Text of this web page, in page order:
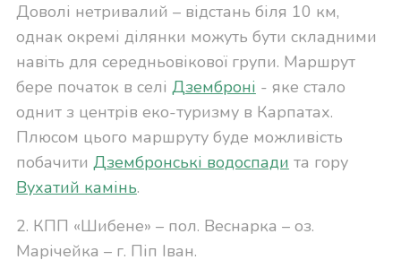
Доволі нетривалий – відстань біля 10 км,
однак окремі ділянки можуть бути складними
навіть для середньовікової групи. Маршрут
бере початок в селі Дземброні - яке стало
однит з центрів еко-туризму в Карпатах.
Плюсом цього маршруту буде можливість
побачити Дзембронські водоспади та гору
Вухатий камінь.
2. КПП «Шибене» – пол. Веснарка – оз.
Марічейка – г. Піп Іван.